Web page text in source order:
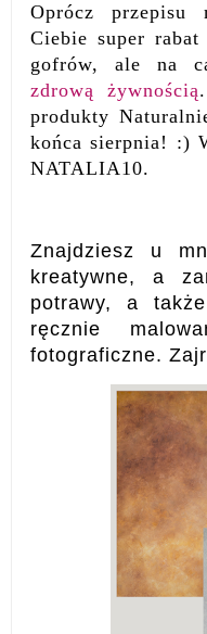
Oprócz
Ciebie super
gofrów, ale na
zdrową żywnością
produkty
końca sierpnia! :)
NATALIA10.
Znajdziesz u
kreatywne, a
potrawy, a
ręcznie
fotograficzne.